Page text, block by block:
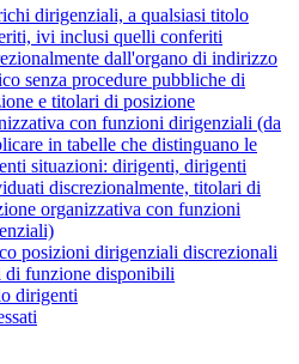
dirigenziali, a qualsiasi titolo
ivi inclusi quelli conferiti
dall'organo di indirizzo
senza procedure pubbliche di
e titolari di posizione
con funzioni dirigenziali (da
in tabelle che distinguano le
situazioni: dirigenti, dirigenti
discrezionalmente, titolari di
organizzativa con funzioni
posizioni dirigenziali discrezionali
di funzione disponibili
dirigenti